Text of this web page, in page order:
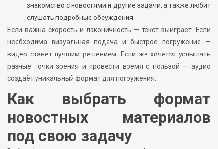
знакомство с новостями и другие задачи, а также любит
слушать подробные обсуждения.
Если важна скорость и лаконичность — текст выиграет. Если
необходима визуальная подача и быстрое погружение —
видео станет лучшим решением. Если же хочется услышать
разные точки зрения и провести время с пользой — аудио
создаёт уникальный формат для погружения.
Как выбрать формат
новостных материалов
под свою задачу